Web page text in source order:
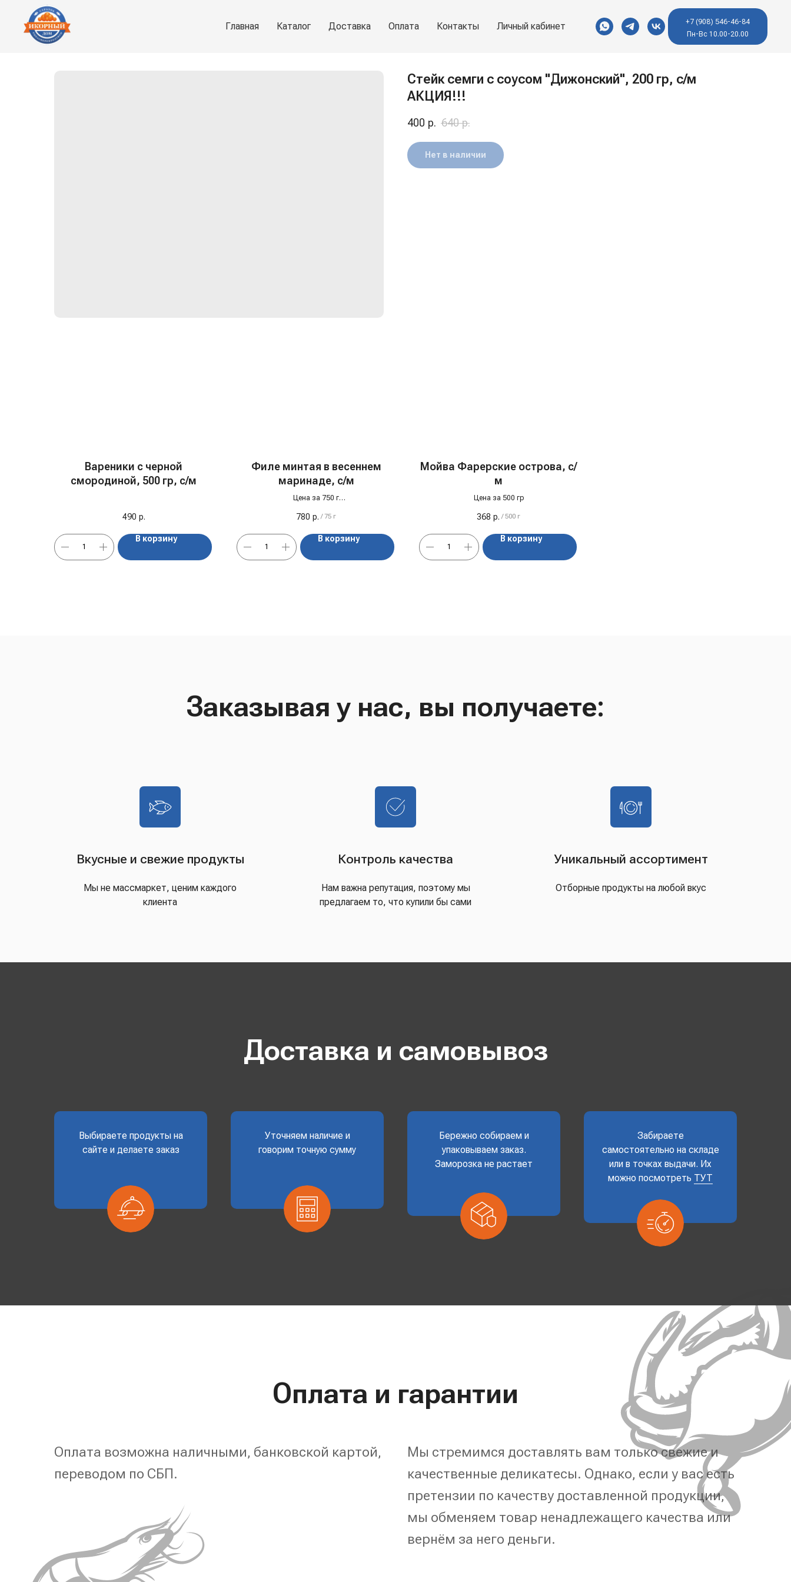
Главная Каталог Доставка Оплата Контакты Личный кабинет
+7 (908) 546-46-84
Пн-Вс 10.00-20.00
Стейк семги с соусом "Дижонский", 200 гр, с/м
АКЦИЯ!!!
400 р. 640 р.
Нет в наличии
Вареники с черной
смородиной, 500 гр, с/м
490 р.
В корзину
Филе минтая в весеннем
маринаде, с/м
Цена за 750 г
приготовить ужин быстро, вкусно и с пользой.
780 р. / 75 г
В корзину
Мойва Фарерские острова, с/
м
Цена за 500 гр
368 р. / 500 г
В корзину
Заказывая у нас, вы получаете:
Вкусные и свежие продукты
Мы не массмаркет, ценим каждого
клиента
Контроль качества
Нам важна репутация, поэтому мы
предлагаем то, что купили бы сами
Уникальный ассортимент
Отборные продукты на любой вкус
Доставка и самовывоз
Выбираете продукты на
сайте и делаете заказ
Уточняем наличие и
говорим точную сумму
Бережно собираем и
упаковываем заказ.
Заморозка не растает
Забираете
самостоятельно на складе
или в точках выдачи. Их
можно посмотреть ТУТ
Оплата и гарантии
Оплата возможна наличными, банковской картой,
переводом по СБП.
Мы стремимся доставлять вам только свежие и
качественные деликатесы. Однако, если у вас есть
претензии по качеству доставленной продукции,
мы обменяем товар ненадлежащего качества или
вернём за него деньги.